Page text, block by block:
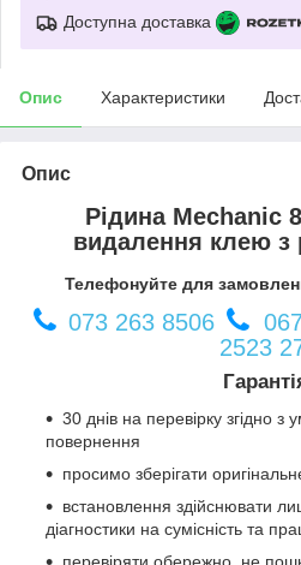
Доступна доставка
Опис Характеристики
Опис
Рідина Mechanic
видалення клею з
Телефонуйте для
073 263 8506
2523
30 днів на перевірку згідно з
повернення
просимо зберігати
встановлення здійснювати
діагностики на сумісність та